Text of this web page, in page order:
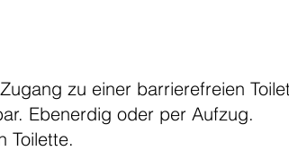
zu einer barrierefreien
Ebenerdig oder per Aufzug.
Toilette.